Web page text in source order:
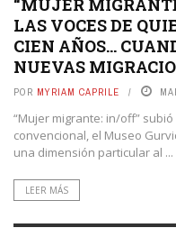
“MUJER
LAS VOCES DE
CIEN AÑOS…
NUEVAS
POR MYRIAM CAPRILE
“Mujer migrante: in/off”
convencional, el Museo
una dimensión particular al ...
LEER MÁS